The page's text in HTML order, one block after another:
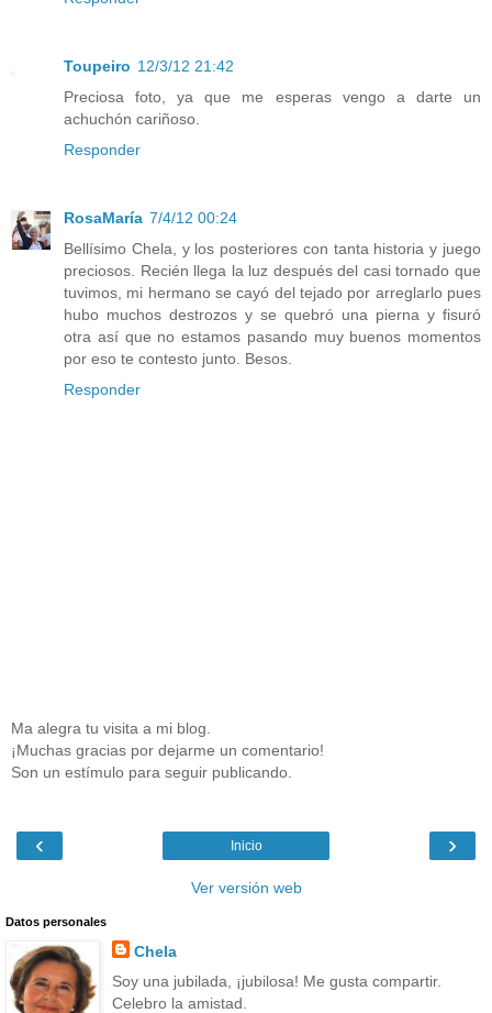
Toupeiro 12/3/12 21:42
Preciosa foto, ya que me esperas vengo a darte un
achuchón cariñoso.
Responder
RosaMaría 7/4/12 00:24
Bellísimo Chela, y los posteriores con tanta historia y juego
preciosos. Recién llega la luz después del casi tornado que
tuvimos, mi hermano se cayó del tejado por arreglarlo pues
hubo muchos destrozos y se quebró una pierna y fisuró
otra así que no estamos pasando muy buenos momentos
por eso te contesto junto. Besos.
Responder
Ma alegra tu visita a mi blog.
¡Muchas gracias por dejarme un comentario!
Son un estímulo para seguir publicando.
‹ ›
Inicio
Ver versión web
Datos personales
Chela
Soy una jubilada, ¡jubilosa! Me gusta compartir.
Celebro la amistad.